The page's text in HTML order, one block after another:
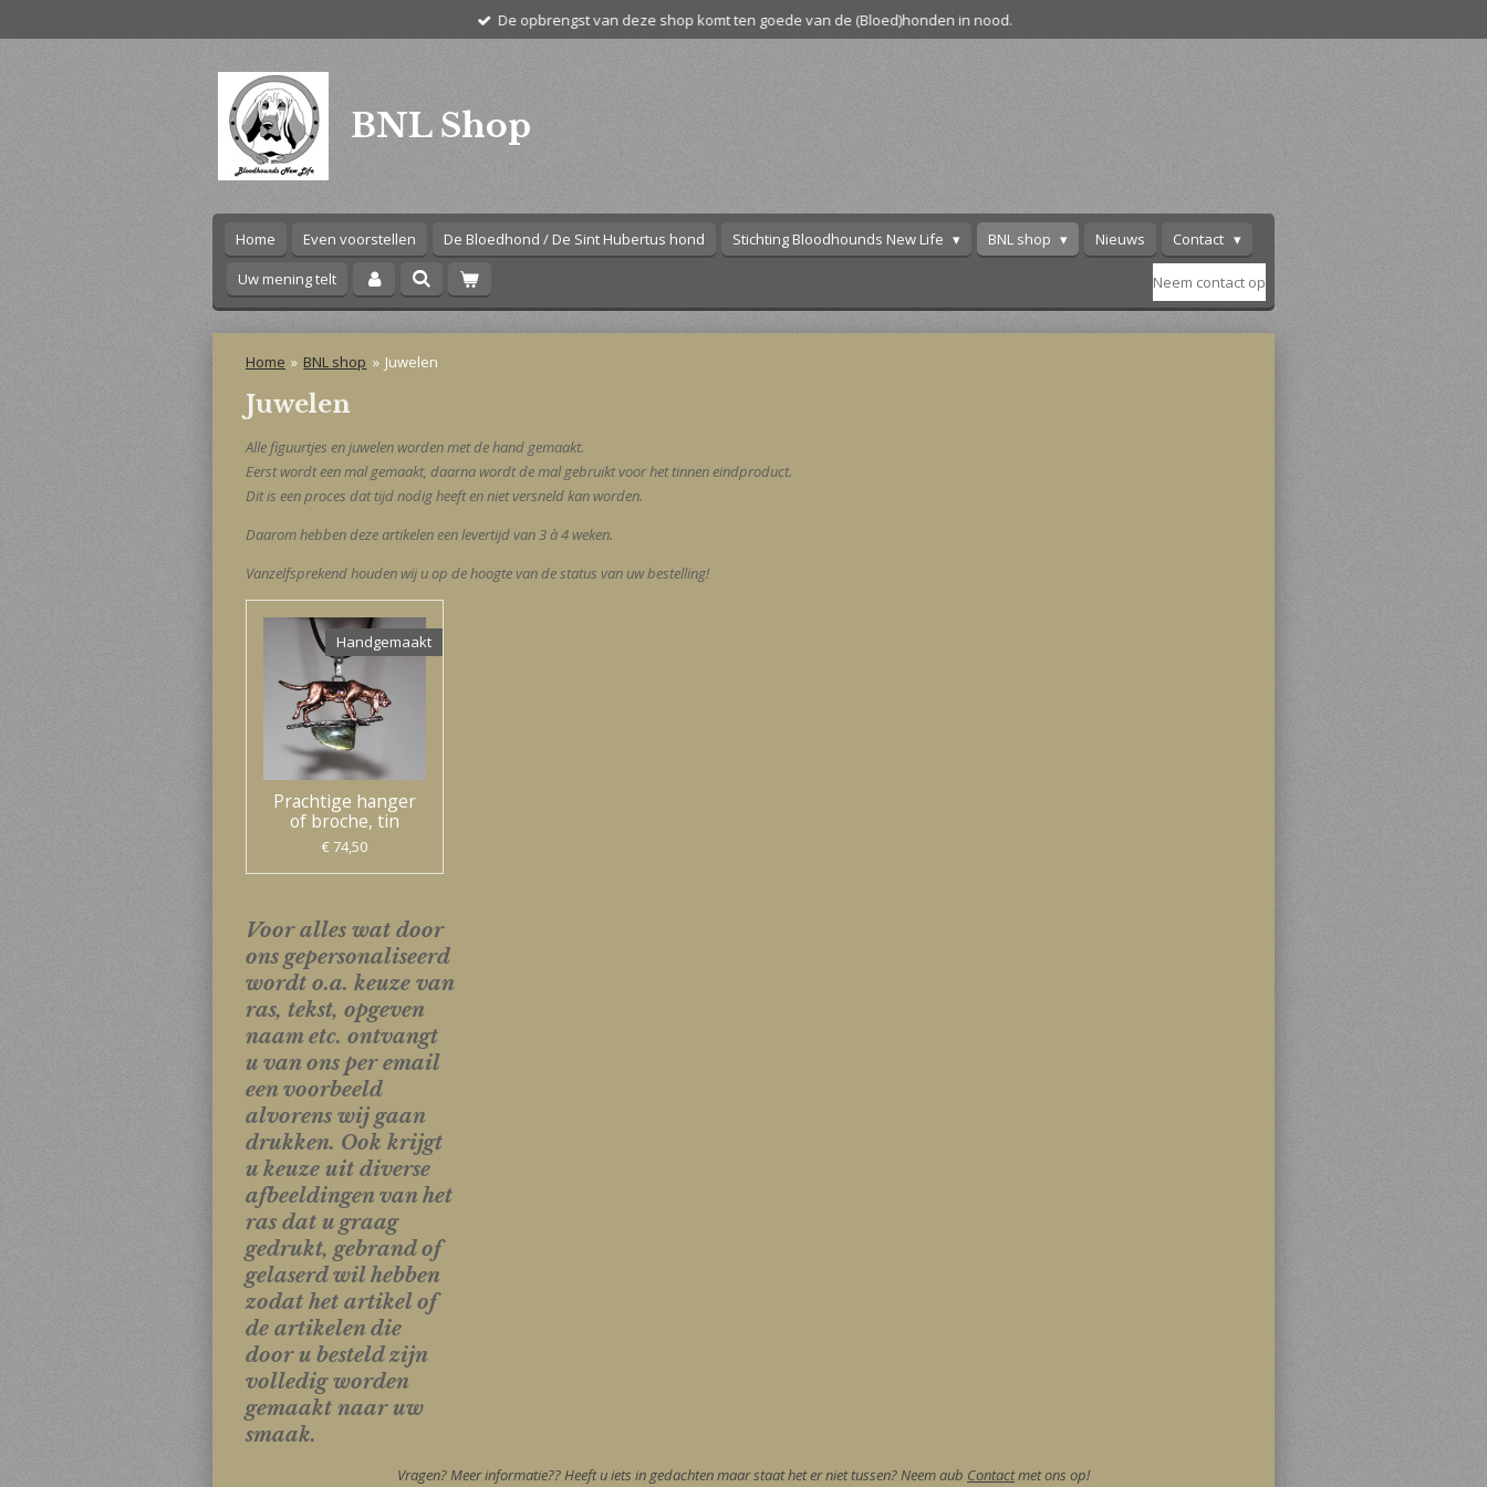
De opbrengst van deze shop komt ten goede van de (Bloed)honden in nood.
BNL Shop
Home Even voorstellen De Bloedhond / De Sint Hubertus hond Stichting Bloodhounds New Life BNL shop Nieuws
Contact
Uw mening telt
Neem contact op
Home » BNL shop » Juwelen
Juwelen
Alle figuurtjes en juwelen worden met de hand gemaakt.
Eerst wordt een mal gemaakt, daarna wordt de mal gebruikt voor het tinnen eindproduct.
Dit is een proces dat tijd nodig heeft en niet versneld kan worden.
Daarom hebben deze artikelen een levertijd van 3 à 4 weken.
Vanzelfsprekend houden wij u op de hoogte van de status van uw bestelling!
Handgemaakt
Prachtige hanger
of broche, tin
€ 74,50
Voor alles wat door
ons gepersonaliseerd
wordt o.a. keuze van
ras, tekst, opgeven
naam etc. ontvangt
u van ons per email
een voorbeeld
alvorens wij gaan
drukken. Ook krijgt
u keuze uit diverse
afbeeldingen van het
ras dat u graag
gedrukt, gebrand of
gelaserd wil hebben
zodat het artikel of
de artikelen die
door u besteld zijn
volledig worden
gemaakt naar uw
smaak.
Vragen? Meer informatie?? Heeft u iets in gedachten maar staat het er niet tussen? Neem aub Contactmet ons op!